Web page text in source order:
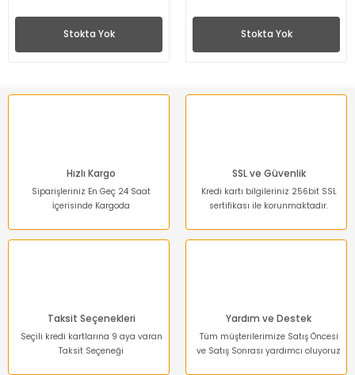
Stokta Yok Stokta Yok
Hızlı Kargo
Siparişleriniz En Geç 24 Saat
İçerisinde Kargoda
SSL ve Güvenlik
Kredi kartı bilgileriniz 256bit SSL
sertifikası ile korunmaktadır.
Taksit Seçenekleri
Seçili kredi kartlarına 9 aya varan
Taksit Seçeneği
Yardım ve Destek
Tüm müşterilerimize Satış Öncesi
ve Satış Sonrası yardımcı oluyoruz